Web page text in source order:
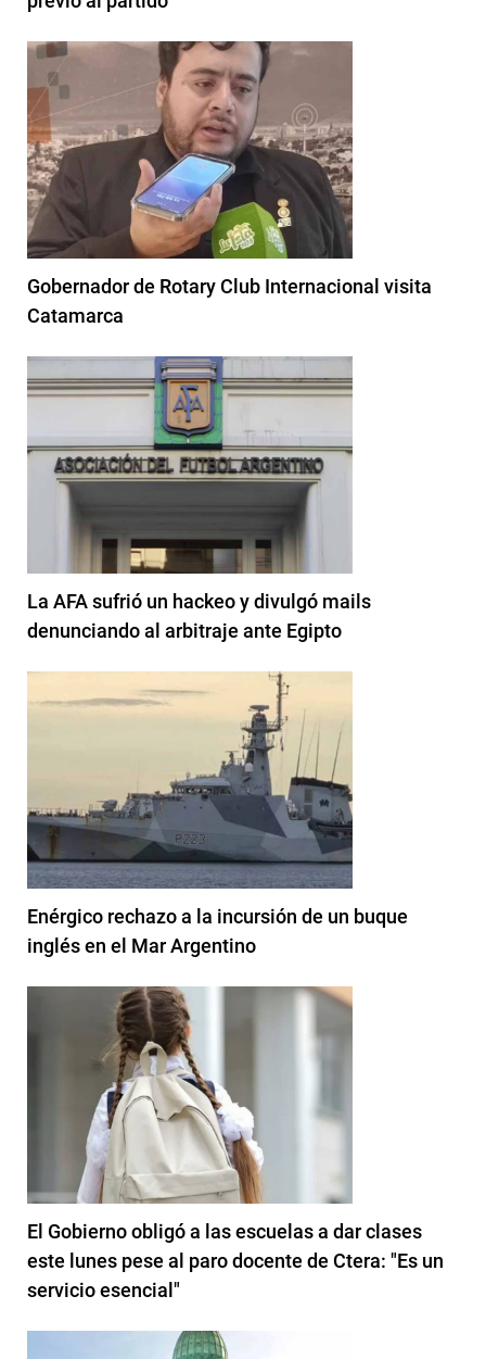
Gobernador de Rotary Club Internacional visita
Catamarca
La AFA sufrió un hackeo y divulgó mails
denunciando al arbitraje ante Egipto
Enérgico rechazo a la incursión de un buque
inglés en el Mar Argentino
El Gobierno obligó a las escuelas a dar clases
este lunes pese al paro docente de Ctera: "Es un
servicio esencial"